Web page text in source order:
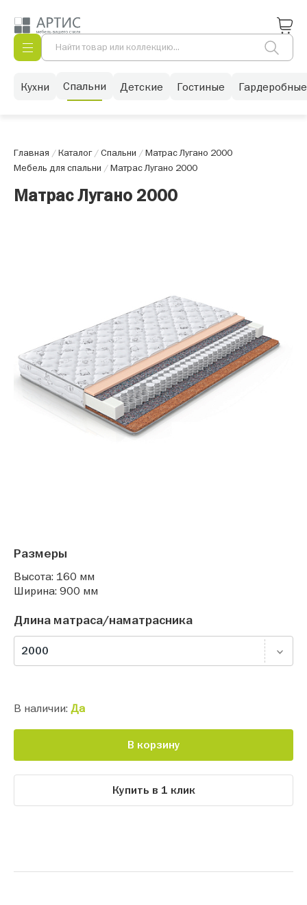
Кухни Спальни Детские Гостиные Гардеробные
Главная /Каталог/Спальни /Матрас Лугано 2000
Мебель для спальни /Матрас Лугано 2000
Матрас Лугано 2000
Размеры
Высота: 160 мм
Ширина: 900 мм
Длина матраса/наматрасника
2000
В наличии: Да
В корзину
Купить в 1 клик